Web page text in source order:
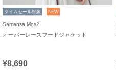
タイムセール対象 NEW
Samansa Mos2
オーバーレースフードジャケット
¥8,690